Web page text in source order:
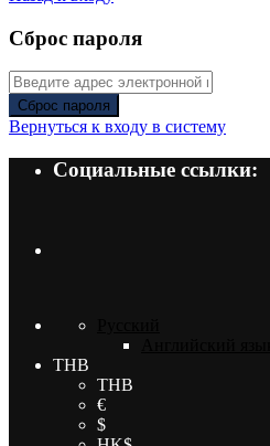
Сброс пароля
Сброс пароля
Вернуться к входу в систему
Социальные ссылки:
THB
THB
€
$